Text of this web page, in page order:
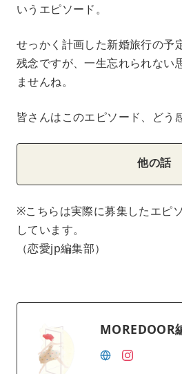
いうエピソード。
せっかく計画した新婚旅行の予
残念ですが、一生忘れられない
ませんね。
皆さんはこのエピソード、どう
他の話
※こちらは実際に募集したエピ
しています。
（恋愛jp編集部）
MOREDOOR